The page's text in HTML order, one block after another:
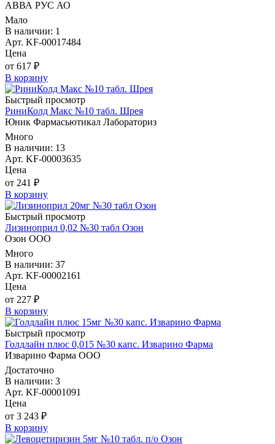
АВВА РУС АО
Мало
В наличии: 1
Арт. KF-00017484
Цена
от 617 ₽
В корзину
Быстрый просмотр
РиниКолд Макс №10 табл. Шрея
Юник Фармасьютикал Лабораториз
Много
В наличии: 13
Арт. KF-00003635
Цена
от 241 ₽
В корзину
Быстрый просмотр
Лизиноприл 0,02 №30 табл Озон
Озон ООО
Много
В наличии: 37
Арт. KF-00002161
Цена
от 227 ₽
В корзину
Быстрый просмотр
Голдлайн плюс 0,015 №30 капс. Изварино Фарма
Изварино Фарма ООО
Достаточно
В наличии: 3
Арт. KF-00001091
Цена
от 3 243 ₽
В корзину